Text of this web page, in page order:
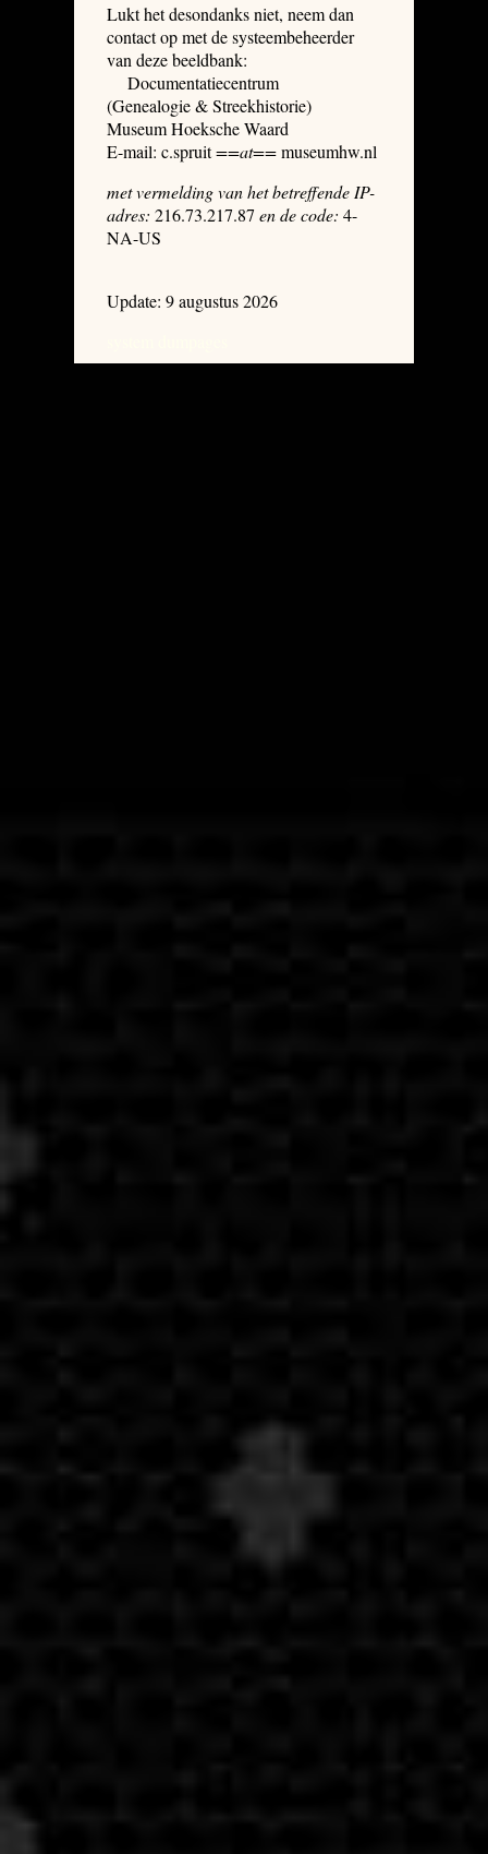
Lukt het desondanks niet, neem dan
contact op met de systeembeheerder
van deze beeldbank:
Documentatiecentrum
(Genealogie & Streekhistorie)
Museum Hoeksche Waard
E-mail: c.spruit==at==museumhw.nl
met vermelding van het betreffende IP-
adres: 216.73.217.87 en de code: 4-
NA-US
Update: 9 augustus 2026